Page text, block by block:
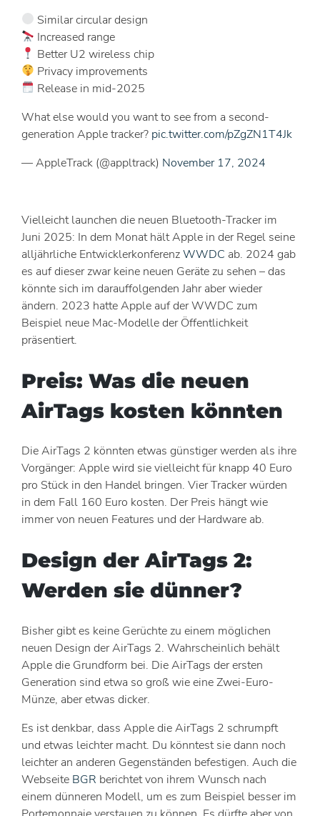
Similar circular design
Increased range
Better U2 wireless chip
Privacy improvements
Release in mid-2025
What else would you want to see from a second-
generation Apple tracker? pic.twitter.com/pZgZN1T4Jk
— AppleTrack (@appltrack) November 17, 2024
Vielleicht launchen die neuen Bluetooth-Tracker im
Juni 2025: In dem Monat hält Apple in der Regel seine
alljährliche EntwicklerkonferenzWWDC ab. 2024 gab
es auf dieser zwar keine neuen Geräte zu sehen – das
könnte sich im darauffolgenden Jahr aber wieder
ändern. 2023 hatte Apple auf der WWDC zum
Beispiel neue Mac-Modelle der Öffentlichkeit
präsentiert.
Preis: Was die neuen
AirTags kosten könnten
Die AirTags 2 könnten etwas günstiger werden als ihre
Vorgänger: Apple wird sie vielleicht für knapp 40 Euro
pro Stück in den Handel bringen. Vier Tracker würden
in dem Fall 160 Euro kosten. Der Preis hängt wie
immer von neuen Features und der Hardware ab.
Design der AirTags 2:
Werden sie dünner?
Bisher gibt es keine Gerüchte zu einem möglichen
neuen Design der AirTags 2. Wahrscheinlich behält
Apple die Grundform bei. Die AirTags der ersten
Generation sind etwa so groß wie eine Zwei-Euro-
Münze, aber etwas dicker.
Es ist denkbar, dass Apple die AirTags 2 schrumpft
und etwas leichter macht. Du könntest sie dann noch
leichter an anderen Gegenständen befestigen. Auch die
Webseite BGR berichtet von ihrem Wunsch nach
einem dünneren Modell, um es zum Beispiel besser im